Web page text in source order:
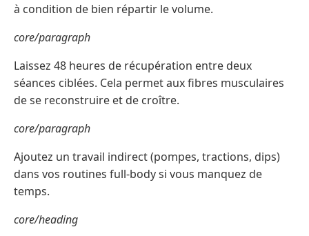
à condition de bien répartir le volume.
core/paragraph
Laissez 48 heures de récupération entre deux
séances ciblées. Cela permet aux fibres musculaires
de se reconstruire et de croître.
core/paragraph
Ajoutez un travail indirect (pompes, tractions, dips)
dans vos routines full-body si vous manquez de
temps.
core/heading